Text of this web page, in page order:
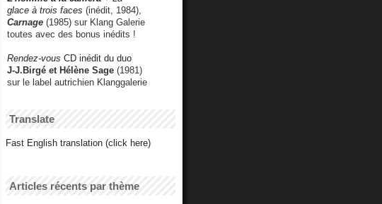
glace à trois faces (inédit, 1984),
Carnage (1985) sur Klang Galerie
toutes avec des bonus inédits !
Rendez-vous CD inédit du duo
J-J.Birgé et Hélène Sage (1981)
sur le label autrichien Klanggalerie
Translate
Fast English translation (click here)
Articles récents par thème